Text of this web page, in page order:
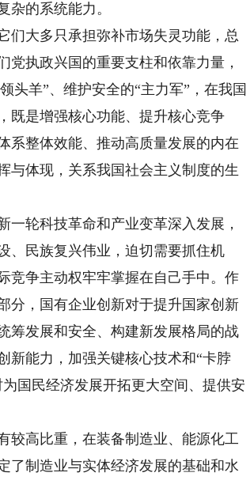
杂的系统能力。
大多只承担弥补市场失灵功能，总
执政兴国的重要支柱和依靠力量，
头羊”、维护安全的“主力军”，在我国
既是增强核心功能、提升核心竞争
系整体效能、推动高质量发展的内在
与体现，关系我国社会主义制度的生
轮科技革命和产业变革深入发展，
、民族复兴伟业，迫切需要抓住机
竞争主动权牢牢掌握在自己手中。作
分，国有企业创新对于提升国家创新
筹发展和安全、构建新发展格局的战
新能力，加强关键核心技术和“卡脖
国民经济发展开拓更大空间、提供安
高比重，在装备制造业、能源化工
了制造业与实体经济发展的基础和水